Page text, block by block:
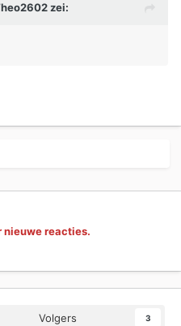
zei:
nieuwe reacties.
Volgers 3